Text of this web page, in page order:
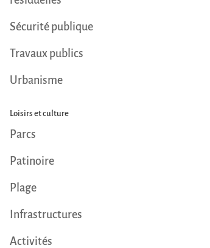
Sécurité publique
Travaux publics
Urbanisme
Loisirs et culture
Parcs
Patinoire
Plage
Infrastructures
Activités